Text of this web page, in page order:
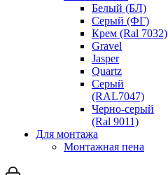
Белый (БЛ)
Серый (ФГ)
Крем (Ral 7032)
Gravel
Jasper
Quartz
Серый
(RAL7047)
Черно-серый
(Ral 9011)
Для монтажа
Монтажная пена